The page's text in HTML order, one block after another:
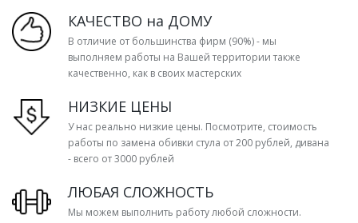
КАЧЕСТВО на ДОМУ
В отличие от большинства фирм (90%) - мы
выполняем работы на Вашей территории также
качественно, как в своих мастерских
НИЗКИЕ ЦЕНЫ
У нас реально низкие цены. Посмотрите, стоимость
работы по замена обивки стула от 200 рублей, дивана
- всего от 3000 рублей
ЛЮБАЯ СЛОЖНОСТЬ
Мы можем выполнить работу любой сложности.